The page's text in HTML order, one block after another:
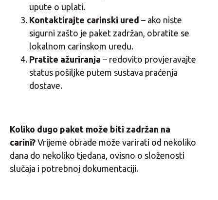
upute o uplati.
Kontaktirajte carinski ured – ako niste
sigurni zašto je paket zadržan, obratite se
lokalnom carinskom uredu.
Pratite ažuriranja – redovito provjeravajte
status pošiljke putem sustava praćenja
dostave.
Koliko dugo paket može biti zadržan na
carini? Vrijeme obrade može varirati od nekoliko
dana do nekoliko tjedana, ovisno o složenosti
slučaja i potrebnoj dokumentaciji.